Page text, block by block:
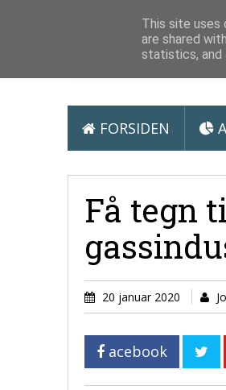
FORSIDEN
Få tegn
20 januar 2020
acebook
This site uses
are shared
statistics, and